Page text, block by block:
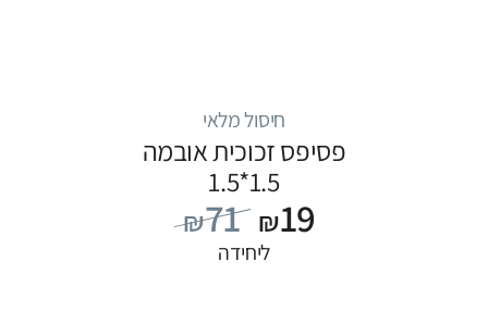
חיסול מלאי
פסיפס זכוכית אובמה
1.5*1.5
₪71 ₪19
ליחידה